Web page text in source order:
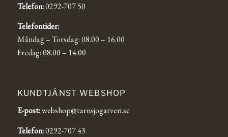
Telefon:0292-707 50
Telefontider:
Måndag – Torsdag: 08.00 – 16.00
Fredag: 08.00 – 14.00
KUNDTJÄNST WEBSHOP
E-post:webshop@tarnsjogarveri.se
Telefon:0292-707 43